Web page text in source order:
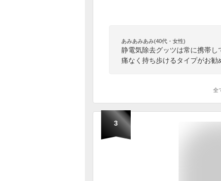
あみあみあみ(40代・女性)
静電気除去グッツは常に携帯
痛なく持ち歩けるタイプがお勧
全
3